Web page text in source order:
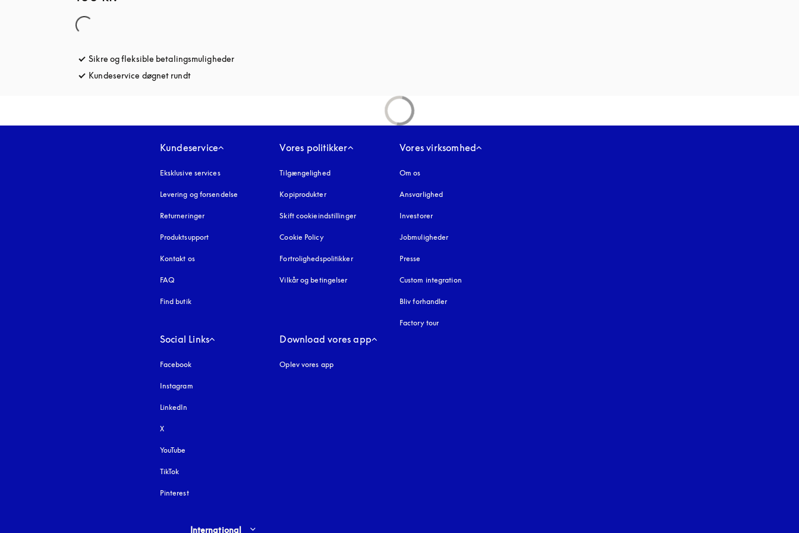
Sikre og fleksible betalingsmuligheder
Kundeservice døgnet rundtåbnes under en ny fane
Kundeservice
Eksklusive services
Levering og forsendelse
Returneringer
Produktsupport
Kontakt os
FAQ
Find butik
Vores politikker
Tilgængelighedåbnes under en ny fane
Kopiprodukteråbnes under en ny fane
Skift cookieindstillinger
Cookie Policyåbnes under en ny fane
Fortrolighedspolitikkeråbnes under en ny fane
Vilkår og betingelser
Vores virksomhed
Om os
Ansvarlighed
Investorer
Jobmuligheder
Presse
Custom integration
Bliv forhandler
Factory tour
Social Links
Facebook
Instagram
LinkedIn
X
YouTube
TikTok
Pinterest
Download vores app
Oplev vores app
Select country and language
International